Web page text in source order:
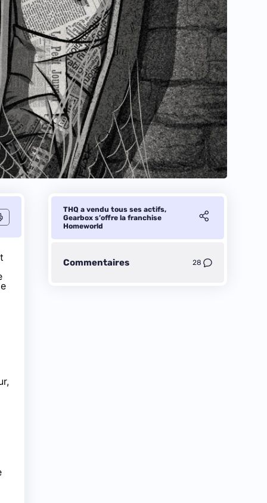
THQ a vendu tous ses actifs,
Gearbox s’offre la franchise
Homeworld
Commentaires 28